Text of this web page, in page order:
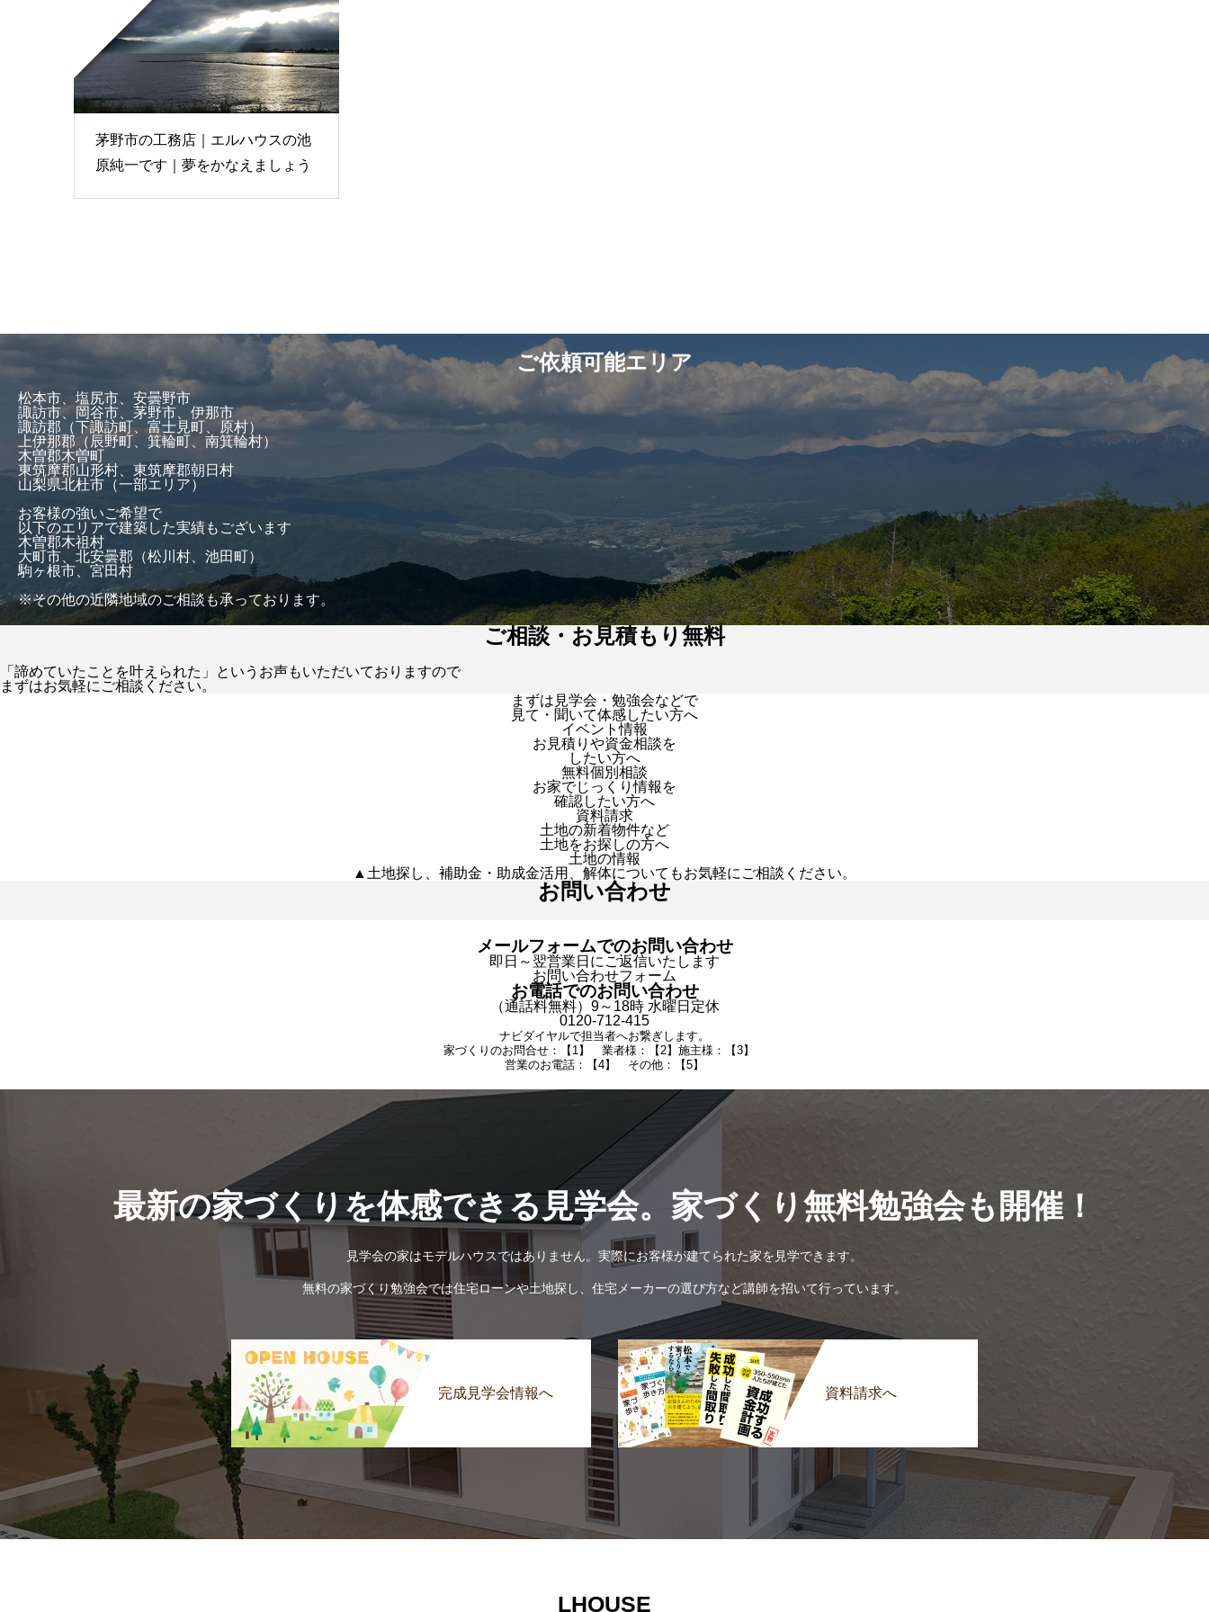
茅野市の工務店｜エルハウスの池
原純一です｜夢をかなえましょう
ご依頼可能エリア
松本市、塩尻市、安曇野市
諏訪市、岡谷市、茅野市、伊那市
諏訪郡（下諏訪町、富士見町、原村）
上伊那郡（辰野町、箕輪町、南箕輪村）
木曽郡木曽町
東筑摩郡山形村、東筑摩郡朝日村
山梨県北杜市（一部エリア）
お客様の強いご希望で
以下のエリアで建築した実績もございます
木曽郡木祖村
大町市、北安曇郡（松川村、池田町）
駒ヶ根市、宮田村
※その他の近隣地域のご相談も承っております。
ご相談・お見積もり無料
「諦めていたことを叶えられた」というお声もいただいておりますので
まずはお気軽にご相談ください。
まずは見学会・勉強会などで
見て・聞いて体感したい方へ
イベント情報
お見積りや資金相談を
したい方へ
無料個別相談
お家でじっくり情報を
確認したい方へ
資料請求
土地の新着物件など
土地をお探しの方へ
土地の情報
▲土地探し、補助金・助成金活用、解体についてもお気軽にご相談ください。
お問い合わせ
メールフォームでのお問い合わせ
即日～翌営業日にご返信いたします
お問い合わせフォーム
お電話でのお問い合わせ
（通話料無料）9～18時 水曜日定休
0120-712-415
ナビダイヤルで担当者へお繋ぎします。
家づくりのお問合せ：【1】 業者様：【2】施主様：【3】
営業のお電話：【4】 その他：【5】
最新の家づくりを体感できる見学会。家づくり無料勉強会も開催！
見学会の家はモデルハウスではありません。実際にお客様が建てられた家を見学できます。
無料の家づくり勉強会では住宅ローンや土地探し、住宅メーカーの選び方など講師を招いて行っています。
完成見学会情報へ 資料請求へ
LHOUSE